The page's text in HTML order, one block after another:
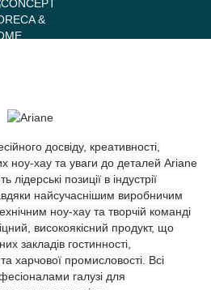
досвіду, креативності,
ноу-хау та уваги до деталей Ariane
позиції в індустрії
найсучаснішим виробничим
ноу-хау та творчій команді
високоякісний продукт, що
закладів гостинності,
харчової промисловості. Всі
галузі для